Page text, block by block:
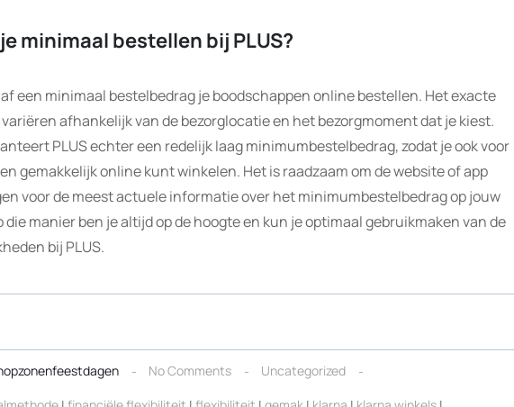
minimaal bestellen bij PLUS?
een minimaal bestelbedrag je boodschappen online bestellen. Het exacte
afhankelijk van de bezorglocatie en het bezorgmoment dat je kiest.
PLUS echter een redelijk laag minimumbestelbedrag, zodat je ook voor
gemakkelijk online kunt winkelen. Het is raadzaam om de website of app
voor de meest actuele informatie over het minimumbestelbedrag op jouw
manier ben je altijd op de hoogte en kun je optimaal gebruikmaken van de
bij PLUS.
No Comments
Uncategorized